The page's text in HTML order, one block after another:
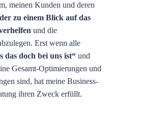
meinen Kunden und deren
zu einem Blick auf das
und die
Erst wenn alle
das doch bei uns ist“ und
Gesamt-Optimierungen und
sind, hat meine Business-
ihren Zweck erfüllt.